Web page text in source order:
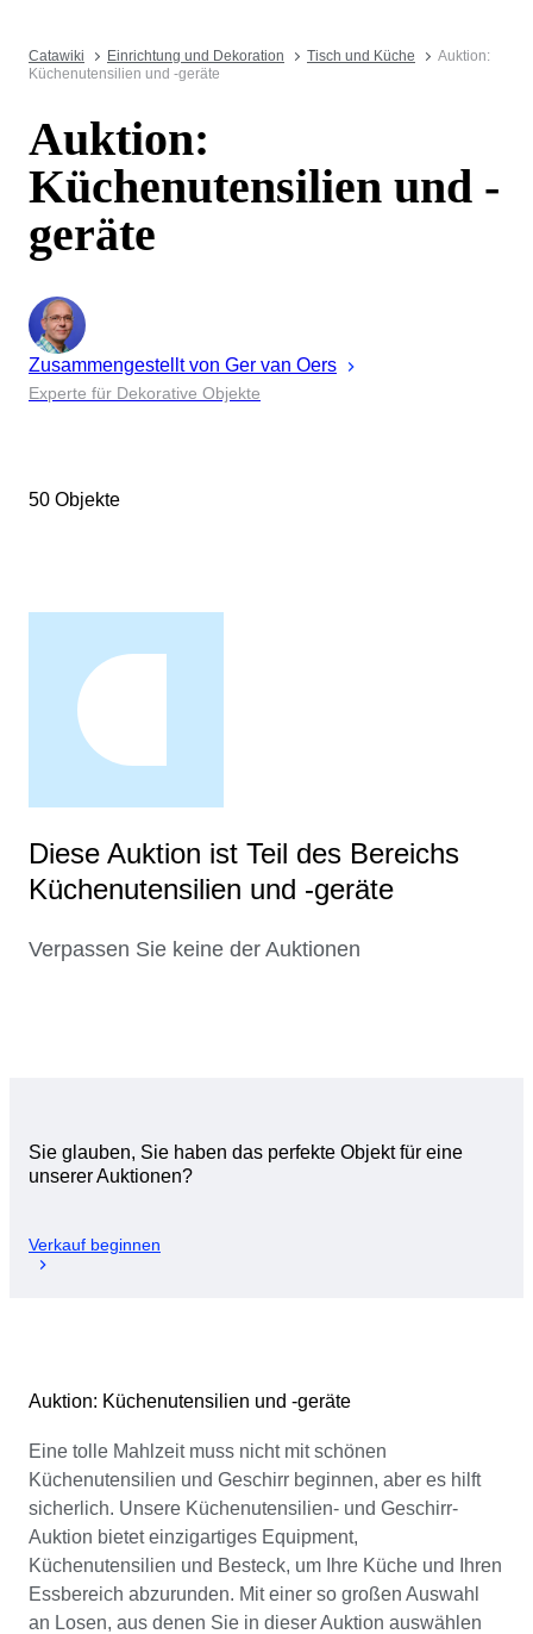
Catawiki Einrichtung und Dekoration Tisch und Küche
Auktion:
Küchenutensilien und -geräte
Auktion:
Küchenutensilien und -
geräte
Zusammengestellt von Ger van Oers
Experte für Dekorative Objekte
50 Objekte
Diese Auktion ist Teil des Bereichs
Küchenutensilien und -geräte
Verpassen Sie keine der Auktionen
Sie glauben, Sie haben das perfekte Objekt für eine
unserer Auktionen?
Verkauf beginnen
Auktion: Küchenutensilien und -geräte
Eine tolle Mahlzeit muss nicht mit schönen
Küchenutensilien und Geschirr beginnen, aber es hilft
sicherlich. Unsere Küchenutensilien- und Geschirr-
Auktion bietet einzigartiges Equipment,
Küchenutensilien und Besteck, um Ihre Küche und Ihren
Essbereich abzurunden. Mit einer so großen Auswahl
an Losen, aus denen Sie in dieser Auktion auswählen